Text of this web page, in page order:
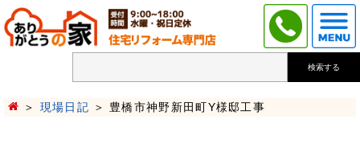
検索する
現場日記 豊橋市神野新田町Y様邸工事